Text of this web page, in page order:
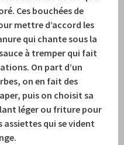
Ces bouchées de
mettre d’accord les
qui chante sous la
à tremper qui fait
On part d’un
on en fait des
puis on choisit sa
léger ou friture pour
assiettes qui se vident